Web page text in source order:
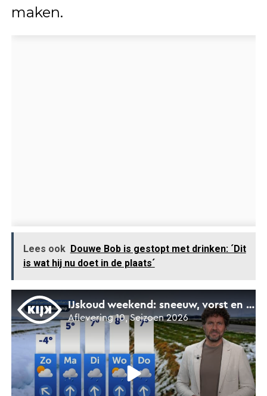
maken.
Lees ook Douwe Bob is gestopt met drinken: ´Dit
is wat hij nu doet in de plaats´